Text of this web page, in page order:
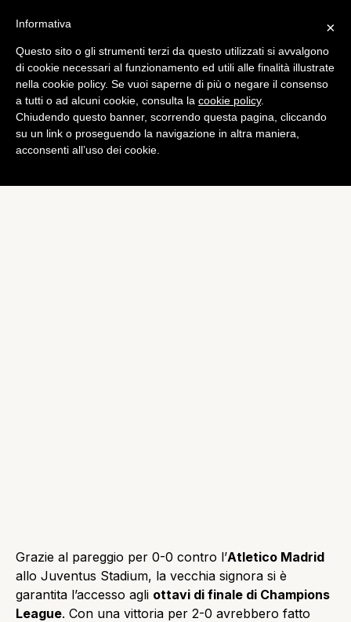
Champions League
La Juventus si qualifica agli
ottavi, queste le possibili
avversarie
diAlessandro Moretti
Grazie al pareggio per 0-0 contro l’Atletico Madrid
allo Juventus Stadium, la vecchia signora si è
garantita l’accesso agli ottavi di finale di Champions
League. Con una vittoria per 2-0 avrebbero fatto
×
Informativa
Questo sito o gli strumenti terzi da questo utilizzati si avvalgono
di cookie necessari al funzionamento ed utili alle finalità illustrate
nella cookie policy. Se vuoi saperne di più o negare il consenso
a tutti o ad alcuni cookie, consulta la cookie policy.
Chiudendo questo banner, scorrendo questa pagina, cliccando
su un link o proseguendo la navigazione in altra maniera,
acconsenti all’uso dei cookie.